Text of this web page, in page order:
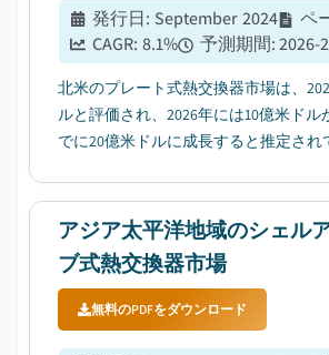
発行日: September 2024 ペ
CAGR: 8.1% 予測期間:2026-
北米のプレート式熱交換器市場は、
ルと評価され、2026年には10億米ドル
でに20億米ドルに成長すると推定され
アジア太平洋地域のシェル
ブ式熱交換器市場
無料のPDFをダウンロード